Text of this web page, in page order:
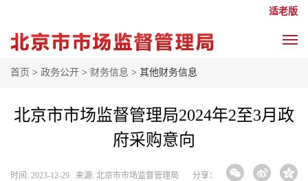
适老版
首页 > 政务公开 > 财务信息 > 其他财务信息
北京市市场监督管理局2024年2至3月政
府采购意向
时间: 2023-12-29 来源: 北京市市场监督管理局 分享：